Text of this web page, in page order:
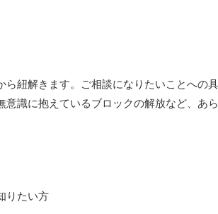
紐解きます。ご相談になりたいことへの
識に抱えているブロックの解放など、あ
りたい方